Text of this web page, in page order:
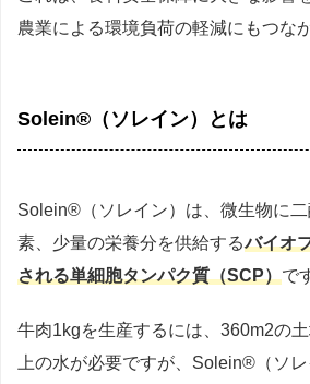
農業による環境負荷の軽減にもつな
Solein®（ソレイン）とは
Solein®（ソレイン）は、微生物に
素、少量の栄養分を供給するバイオ
される単細胞タンパク質（SCP）で
牛肉1kgを生産するには、360m2の
上の水が必要ですが、Solein®（ソ